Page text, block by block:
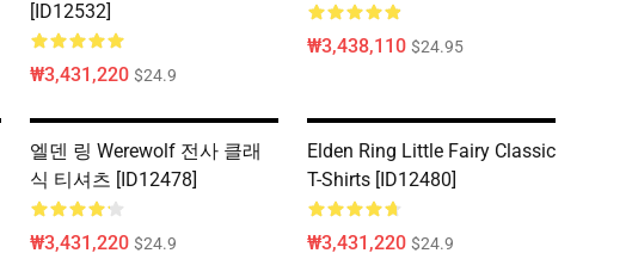
[ID12532]
₩3,431,220 $24.9
₩3,438,110 $24.95
엘덴 링 Werewolf 전사 클래
식 티셔츠 [ID12478]
₩3,431,220 $24.9
Elden Ring Little Fairy Classic
T-Shirts [ID12480]
₩3,431,220 $24.9